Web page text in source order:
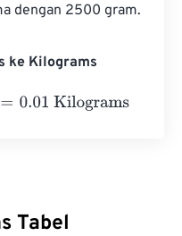
dengan 2500 gram.
ke Kilograms
Kilograms
Tabel